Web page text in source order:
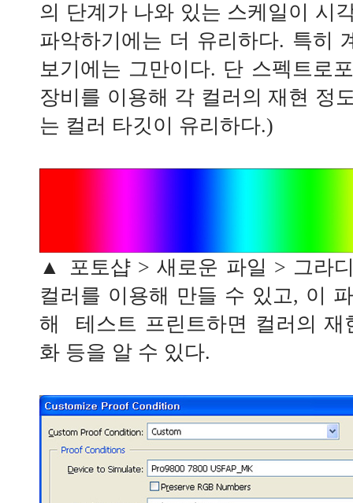
의 단계가 나와 있는 스케일이 시
파악하기에는 더 유리하다. 특히
보기에는 그만이다. 단 스펙트로
장비를 이용해 각 컬러의 재현 정
는 컬러 타깃이 유리하다.)
▲ 포토샵 > 새로운 파일 > 그라
컬러를 이용해 만들 수 있고, 이
해 테스트 프린트하면 컬러의 재
화 등을 알 수 있다.